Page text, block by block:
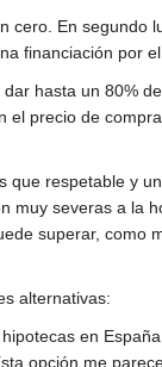
En segundo
financiación por
hasta un 80%
precio de
respetable y
muy severas a la
superar, como
alternativas:
en
opción me